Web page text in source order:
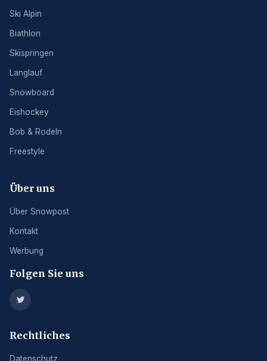
Ski Alpin
Biathlon
Skispringen
Langlauf
Snowboard
Eishockey
Bob & Rodeln
Freestyle
Über uns
Über Snowpost
Kontakt
Werbung
Folgen Sie uns
Rechtliches
Datenschutz